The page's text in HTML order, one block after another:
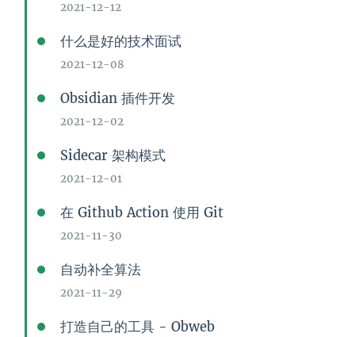
2021-12-12
什么是好的技术面试
2021-12-08
Obsidian 插件开发
2021-12-02
Sidecar 架构模式
2021-12-01
在 Github Action 使用 Git
2021-11-30
自动补全算法
2021-11-29
打造自己的工具 - Obweb